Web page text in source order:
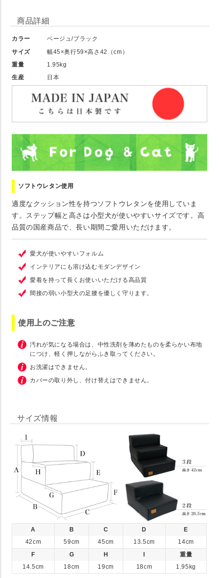
商品詳細
カラー
ベージュ/ブラック
サイズ
幅45×奥行59×高さ42（cm）
重量
1.95kg
生産
日本
ソフトウレタン使用
適度なクッション性を持つソフトウレタンを使用していま
す。ステップ幅と高さは小型犬が使いやすいサイズです。高
品質の国産商品で、長い期間ご愛用いただけます。
愛犬が使いやすいフォルム
インテリアにも溶け込むモダンデザイン
愛着を持って長くお使いいただける高品質
間接の弱い小型犬の足腰を優しく守ります。
使用上のご注意
汚れが気になる場合は、中性洗剤を薄めたものを柔らかい布地
につけ、軽く押しながらふき取ってください。
お洗濯はできません。
カバーの取り外し、付け替えはできません。
サイズ情報
A B C D
E
42cm
59cm 45cm 13.5cm
14cm
F
G H I
重量
14.5cm
18cm 19cm 18cm 1.95kg